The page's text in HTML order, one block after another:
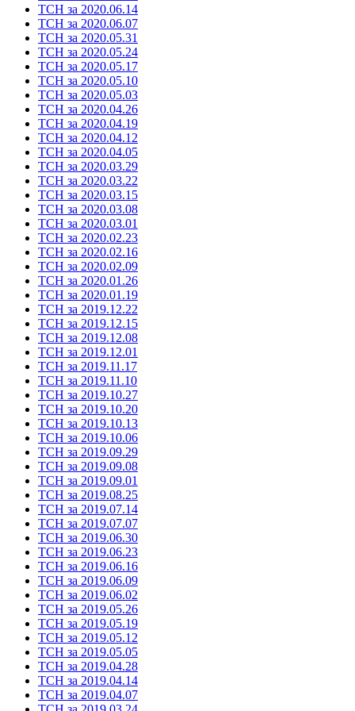
ТСН за 2020.06.14
ТСН за 2020.06.07
ТСН за 2020.05.31
ТСН за 2020.05.24
ТСН за 2020.05.17
ТСН за 2020.05.10
ТСН за 2020.05.03
ТСН за 2020.04.26
ТСН за 2020.04.19
ТСН за 2020.04.12
ТСН за 2020.04.05
ТСН за 2020.03.29
ТСН за 2020.03.22
ТСН за 2020.03.15
ТСН за 2020.03.08
ТСН за 2020.03.01
ТСН за 2020.02.23
ТСН за 2020.02.16
ТСН за 2020.02.09
ТСН за 2020.01.26
ТСН за 2020.01.19
ТСН за 2019.12.22
ТСН за 2019.12.15
ТСН за 2019.12.08
ТСН за 2019.12.01
ТСН за 2019.11.17
ТСН за 2019.11.10
ТСН за 2019.10.27
ТСН за 2019.10.20
ТСН за 2019.10.13
ТСН за 2019.10.06
ТСН за 2019.09.29
ТСН за 2019.09.08
ТСН за 2019.09.01
ТСН за 2019.08.25
ТСН за 2019.07.14
ТСН за 2019.07.07
ТСН за 2019.06.30
ТСН за 2019.06.23
ТСН за 2019.06.16
ТСН за 2019.06.09
ТСН за 2019.06.02
ТСН за 2019.05.26
ТСН за 2019.05.19
ТСН за 2019.05.12
ТСН за 2019.05.05
ТСН за 2019.04.28
ТСН за 2019.04.14
ТСН за 2019.04.07